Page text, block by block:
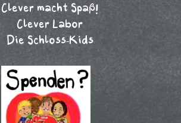
Clever macht Spaß!
Clever Labor
Die Schloss-Kids